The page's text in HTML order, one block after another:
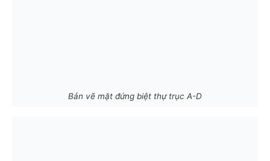
Bản vẽ mặt đứng biệt thự trục A-D